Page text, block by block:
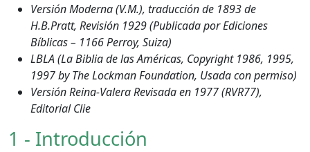
Versión Moderna (V.M.), traducción de 1893 de
H.B.Pratt, Revisión 1929 (Publicada por Ediciones
Bíblicas – 1166 Perroy, Suiza)
LBLA (La Biblia de las Américas, Copyright 1986, 1995,
1997 by The Lockman Foundation, Usada con permiso)
Versión Reina-Valera Revisada en 1977 (RVR77),
Editorial Clie
1 - Introducción